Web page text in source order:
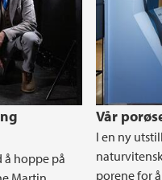
hoppe på
Vår
I en ny
porene for